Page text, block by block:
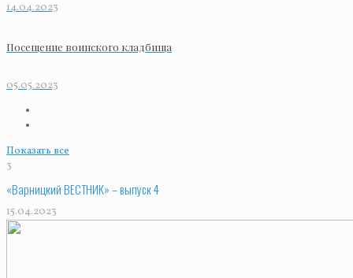
14.04.2023
Посещение воинского кладбища
05.05.2023
Показать все
3
«Варницкий ВЕСТНИК» – выпуск 4
15.04.2023